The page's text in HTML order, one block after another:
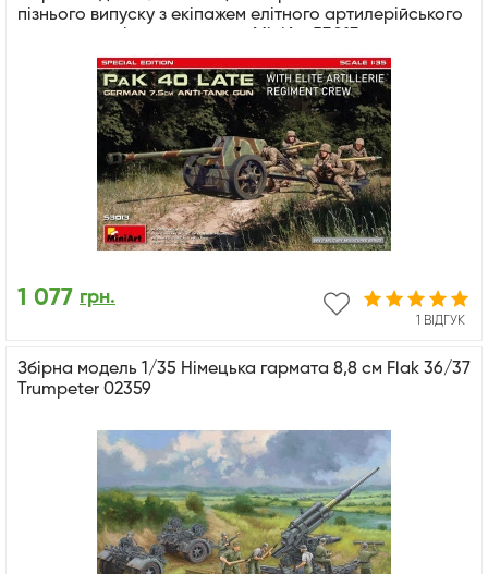
пізнього випуску з екіпажем елітного артилерійського
1 ВІДГУК
1 077 грн.
Збірна модель 1/35 Німецька гармата 8,8 см Flak 36/37
Trumpeter 02359